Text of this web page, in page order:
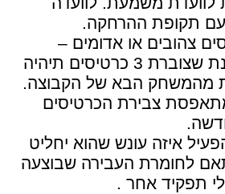
תקופת ההרחקה.
צהובים או אדומים –
שחקנית ו/או מאמנת שצוברת 3 כרטיסים תיהיה
מהמשחק הבא של הקבוצה.
צבירת הכרטיסים
איזה עונש שהוא יחליט
לחומרת העבירה שבוצעה
תפקיד אחר .